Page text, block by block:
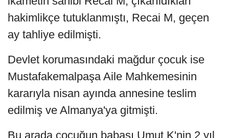
hakimlikçe tutuklanmıştı, Recai M, geçen
ay tahliye edilmişti.
Devlet korumasındaki mağdur çocuk ise
Mustafakemalpaşa Aile Mahkemesinin
kararıyla nisan ayında annesine teslim
edilmiş ve Almanya'ya gitmişti.
Bu arada çocuğun babası Umut K'nin 2 yıl